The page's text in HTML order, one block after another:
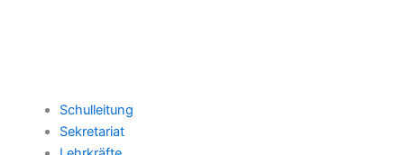
Schulleitung
Sekretariat